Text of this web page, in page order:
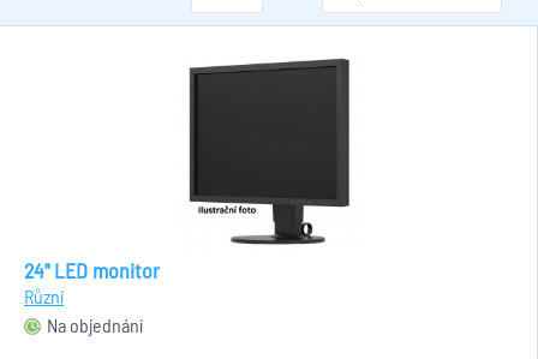
24" LED monitor
Různí
Na objednání